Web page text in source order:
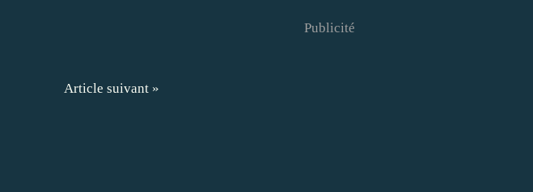
Article suivant »
Publicité